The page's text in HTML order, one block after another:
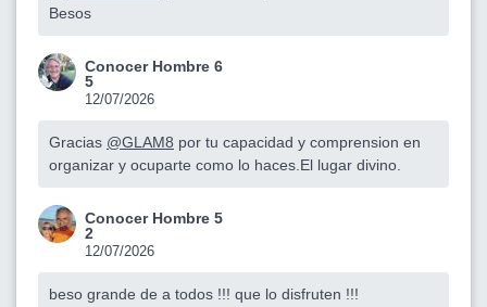
Besos
Conocer Hombre 6
5
12/07/2026
Gracias @GLAM8 por tu capacidad y comprension en
organizar y ocuparte como lo haces.El lugar divino.
Conocer Hombre 5
2
12/07/2026
beso grande de a todos !!! que lo disfruten !!!